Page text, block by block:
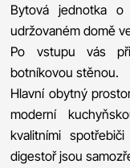
Bytová jednotka
udržovaném domě
Po vstupu vás
botníkovou stěnou.
Hlavní obytný
moderní
kvalitními
digestoř jsou